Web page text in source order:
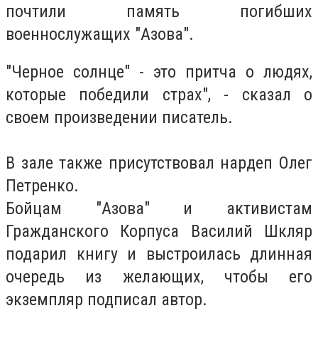
почтили память погибших
военнослужащих "Азова".
"Черное солнце" - это притча о людях,
которые победили страх", - сказал о
своем произведении писатель.
В зале также присутствовал нардеп Олег
Петренко.
Бойцам "Азова" и активистам
Гражданского Корпуса Василий Шкляр
подарил книгу и выстроилась длинная
очередь из желающих, чтобы его
экземпляр подписал автор.